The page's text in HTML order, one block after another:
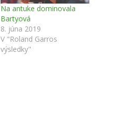
Na antuke dominovala
Bartyová
8. júna 2019
V "Roland Garros
výsledky"